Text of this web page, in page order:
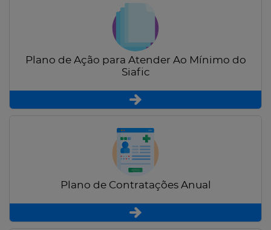
Plano de Ação para Atender Ao Mínimo do
Siafic
Plano de Contratações Anual